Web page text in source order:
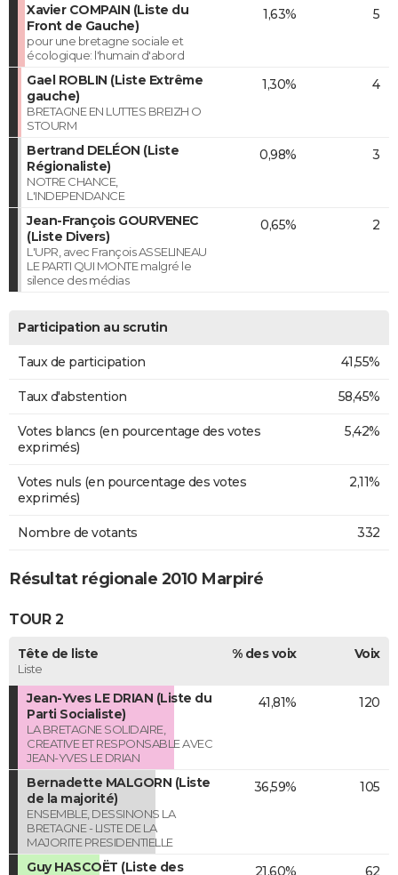
Xavier COMPAIN (Liste du
Front de Gauche)
pour une bretagne sociale et
écologique: l'humain d'abord
1,63% 5
Gael ROBLIN (Liste Extrême
gauche)
BRETAGNE EN LUTTES BREIZH O
STOURM
1,30% 4
Bertrand DELÉON (Liste
Régionaliste)
NOTRE CHANCE,
L'INDEPENDANCE
0,98% 3
Jean-François GOURVENEC
(Liste Divers)
L'UPR, avec François ASSELINEAU
LE PARTI QUI MONTE malgré le
silence des médias
0,65% 2
Participation au scrutin
Taux de participation 41,55%
Taux d'abstention 58,45%
Votes blancs (en pourcentage des votes
exprimés)
5,42%
Votes nuls (en pourcentage des votes
exprimés)
2,11%
Nombre de votants 332
Résultat régionale 2010 Marpiré
TOUR 2
Tête de liste
Liste
% des voix Voix
Jean-Yves LE DRIAN (Liste du
Parti Socialiste)
LA BRETAGNE SOLIDAIRE,
CREATIVE ET RESPONSABLE AVEC
JEAN-YVES LE DRIAN
41,81% 120
Bernadette MALGORN (Liste
de la majorité)
ENSEMBLE, DESSINONS LA
BRETAGNE - LISTE DE LA
MAJORITE PRESIDENTIELLE
36,59% 105
Guy HASCOËT (Liste des
21,60% 62